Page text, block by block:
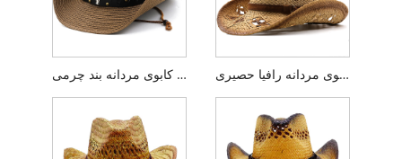
کلاه کابوی مردانه بند چرمی کلاه کابوی مردانه رافیا حصیری